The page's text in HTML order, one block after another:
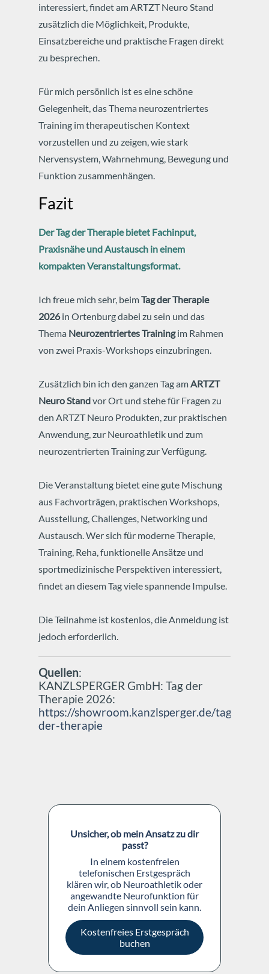
interessiert, findet am ARTZT Neuro Stand
zusätzlich die Möglichkeit, Produkte,
Einsatzbereiche und praktische Fragen direkt
zu besprechen.
Für mich persönlich ist es eine schöne
Gelegenheit, das Thema neurozentriertes
Training im therapeutischen Kontext
vorzustellen und zu zeigen, wie stark
Nervensystem, Wahrnehmung, Bewegung und
Funktion zusammenhängen.
Fazit
Der Tag der Therapie bietet Fachinput,
Praxisnähe und Austausch in einem
kompakten Veranstaltungsformat.
Ich freue mich sehr, beimTag der Therapie
2026in Ortenburg dabei zu sein und das
Thema Neurozentriertes Trainingim Rahmen
von zwei Praxis-Workshops einzubringen.
Zusätzlich bin ich den ganzen Tag amARTZT
Neuro Standvor Ort und stehe für Fragen zu
den ARTZT Neuro Produkten, zur praktischen
Anwendung, zur Neuroathletik und zum
neurozentrierten Training zur Verfügung.
Die Veranstaltung bietet eine gute Mischung
aus Fachvorträgen, praktischen Workshops,
Ausstellung, Challenges, Networking und
Austausch. Wer sich für moderne Therapie,
Training, Reha, funktionelle Ansätze und
sportmedizinische Perspektiven interessiert,
findet an diesem Tag viele spannende Impulse.
Die Teilnahme ist kostenlos, die Anmeldung ist
jedoch erforderlich.
Quellen:
KANZLSPERGER GmbH: Tag der
Therapie 2026:
https://showroom.kanzlsperger.de/tag-
der-therapie
Block überspringen
Unsicher, ob mein Ansatz zu dir
passt?
In einem kostenfreien
telefonischen Erstgespräch
klären wir, ob Neuroathletik oder
angewandte Neurofunktion für
dein Anliegen sinnvoll sein kann.
Kostenfreies Erstgespräch
buchen